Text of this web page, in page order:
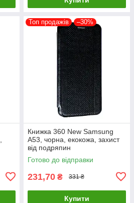
Топ продажів –30%
Книжка 360 New Samsung
A53, чорна, екокожа, захист
від подряпин
Готово до відправки
231,70 ₴ 331 ₴
Купити